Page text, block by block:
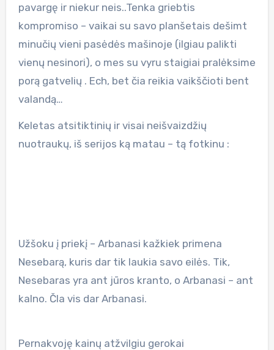
pavargę ir niekur neis..Tenka griebtis
kompromiso – vaikai su savo planšetais dešimt
minučių vieni pasėdės mašinoje (ilgiau palikti
vienų nesinori), o mes su vyru staigiai pralėksime
porą gatvelių . Ech, bet čia reikia vaikščioti bent
valandą…
Keletas atsitiktinių ir visai neišvaizdžių
nuotraukų, iš serijos ką matau – tą fotkinu :
Užšoku į priekį – Arbanasi kažkiek primena
Nesebarą, kuris dar tik laukia savo eilės. Tik,
Nesebaras yra ant jūros kranto, o Arbanasi – ant
kalno. ČIa vis dar Arbanasi.
Pernakvoję kainų atžvilgiu gerokai